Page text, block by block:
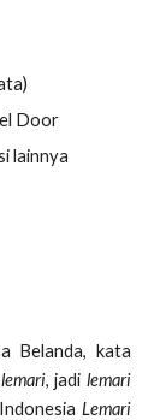
Door
lainnya
Belanda, kata
lemari, jadi lemari
Lemari